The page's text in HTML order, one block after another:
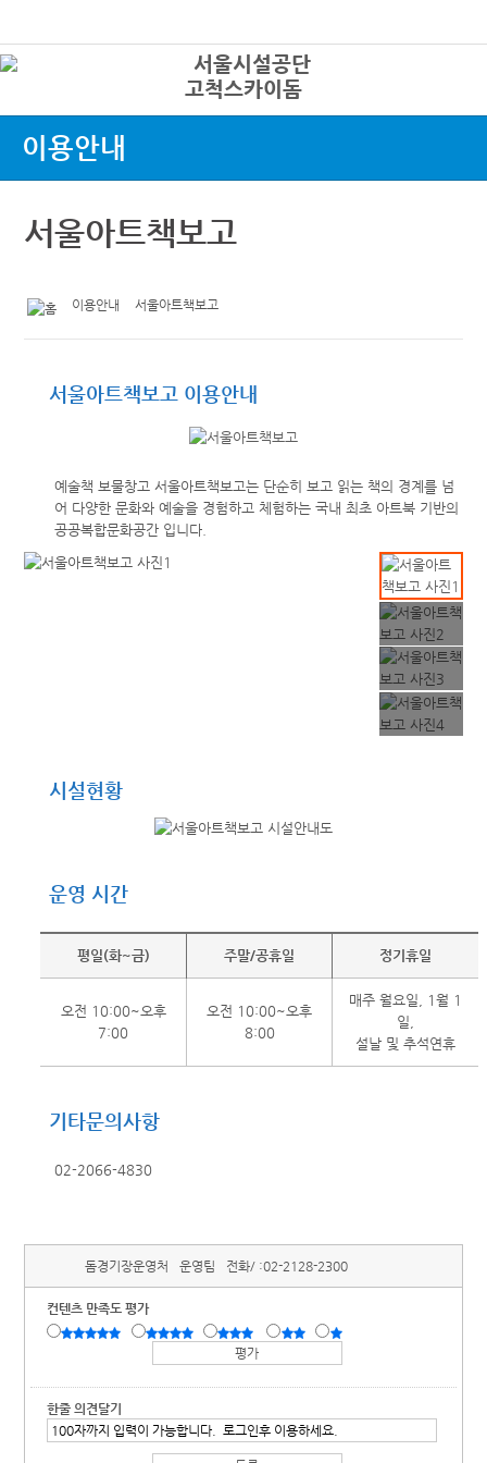
고척스카이돔
이용안내
서울아트책보고
이용안내 서울아트책보고
서울아트책보고 이용안내
예술책 보물창고 서울아트책보고는 단순히 보고 읽는 책의 경계를 넘
어 다양한 문화와 예술을 경험하고 체험하는 국내 최초 아트북 기반의
공공복합문화공간 입니다.
시설현황
운영 시간
평일(화~금) 주말/공휴일 정기휴일
오전 10:00~오후
7:00
오전 10:00~오후
8:00
매주 월요일, 1월 1
일,
설날 및 추석연휴
기타문의사항
02-2066-4830
돔경기장운영처 운영팀 전화/ :02-2128-2300
컨텐츠 만족도 평가
한줄 의견달기